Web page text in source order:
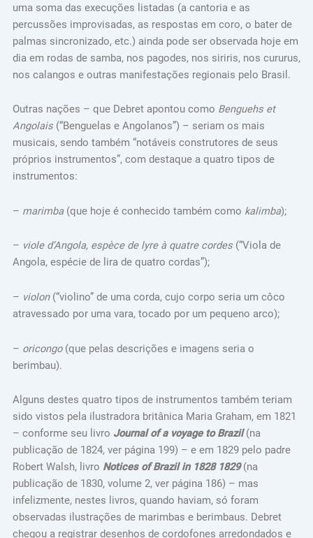
uma soma das execuções listadas (a cantoria e as
percussões improvisadas, as respostas em coro, o bater de
palmas sincronizado, etc.) ainda pode ser observada hoje em
dia em rodas de samba, nos pagodes, nos siriris, nos cururus,
nos calangos e outras manifestações regionais pelo Brasil.
Outras nações – que Debret apontou como Benguehs et
Angolais(“Benguelas e Angolanos”) – seriam os mais
musicais, sendo também “notáveis construtores de seus
próprios instrumentos”, com destaque a quatro tipos de
instrumentos:
– marimba (que hoje é conhecido também como kalimba);
– viole d’Angola, espèce de lyre à quatre cordes(“Viola de
Angola, espécie de lira de quatro cordas”);
– violon(“violino” de uma corda, cujo corpo seria um côco
atravessado por uma vara, tocado por um pequeno arco);
– oricongo(que pelas descrições e imagens seria o
berimbau).
Alguns destes quatro tipos de instrumentos também teriam
sido vistos pela ilustradora britânica Maria Graham, em 1821
– conforme seu livro Journal of a voyage to Brazil(na
publicação de 1824, ver página 199) – e em 1829 pelo padre
Robert Walsh, livro Notices of Brazil in 1828 1829(na
publicação de 1830, volume 2, ver página 186) – mas
infelizmente, nestes livros, quando haviam, só foram
observadas ilustrações de marimbas e berimbaus. Debret
chegou a registrar desenhos de cordofones arredondados e